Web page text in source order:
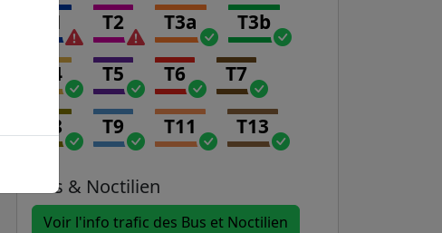
T1 T2 T3a T3b
T4 T5 T6 T7
T8 T9 T11 T13
Bus & Noctilien
Voir l'info trafic des Bus et Noctilien